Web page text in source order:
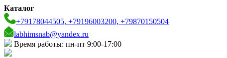
Каталог
+79178044505, +79196003200, +79870150504
labhimsnab@yandex.ru
Время работы: пн-пт 9:00-17:00